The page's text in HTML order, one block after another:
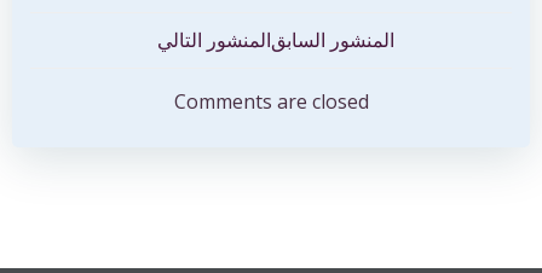
المقالات
المنشور السابقتصفّح
المقالات
المنشور التالي
Comments are closed